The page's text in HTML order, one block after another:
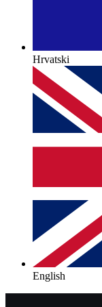
Hrvatski
English